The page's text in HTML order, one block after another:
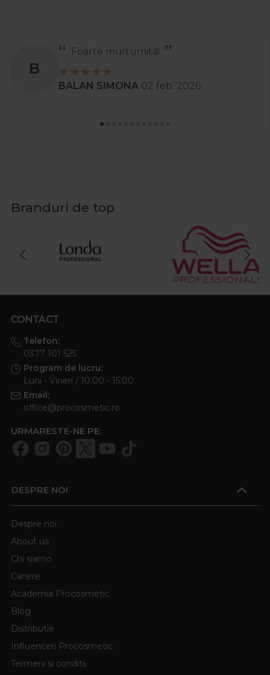
B
Foarte mulțumită!
BALAN SIMONA 02 feb. 2026
Branduri de top
CONTACT
Telefon:
0377 101 525
Program de lucru:
Luni - Vineri / 10:00 - 15:00
Email:
office@procosmetic.ro
URMARESTE-NE PE:
DESPRE NOI
Despre noi
About us
Chi siamo
Cariere
Academia Procosmetic
Blog
Distributie
Influenceri Procosmetic
Termeni si conditii